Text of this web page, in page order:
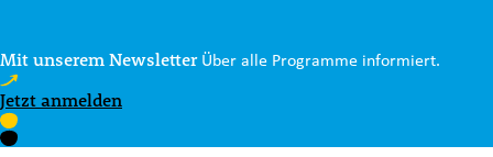
Mit unserem Newsletter Über alle Programme informiert.
Jetzt anmelden